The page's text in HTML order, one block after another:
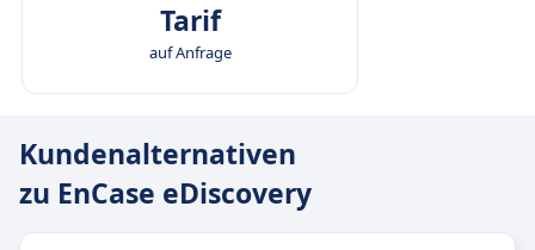
Tarif
auf Anfrage
Kundenalternativen
zu EnCase eDiscovery